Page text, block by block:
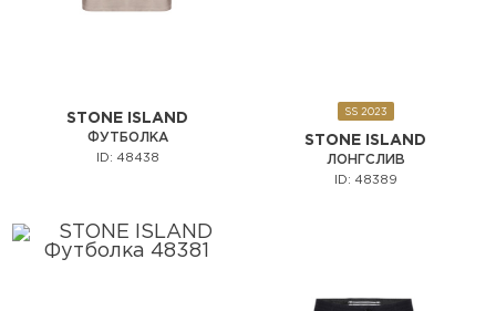
STONE ISLAND
ФУТБОЛКА
ID: 48438
SS 2023
STONE ISLAND
ЛОНГСЛИВ
ID: 48389